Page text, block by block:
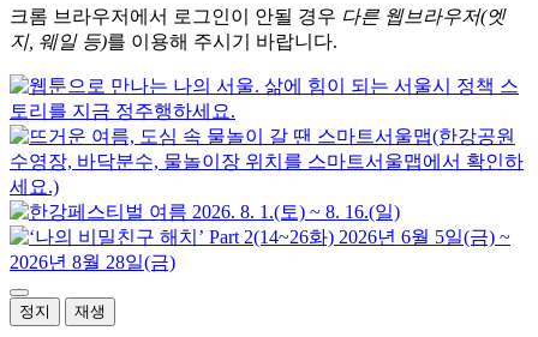
크롬 브라우저에서 로그인이 안될 경우 다른 웹브라우저(엣
지, 웨일 등)를 이용해 주시기 바랍니다.
정지 재생